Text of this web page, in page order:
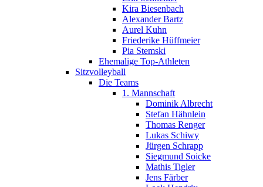
Kira Biesenbach
Alexander Bartz
Aurel Kuhn
Friederike Hüffmeier
Pia Stemski
Ehemalige Top-Athleten
Sitzvolleyball
Die Teams
1. Mannschaft
Dominik Albrecht
Stefan Hähnlein
Thomas Renger
Lukas Schiwy
Jürgen Schrapp
Siegmund Soicke
Mathis Tigler
Jens Färber